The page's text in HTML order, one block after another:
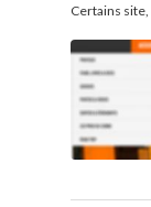
Certains site,